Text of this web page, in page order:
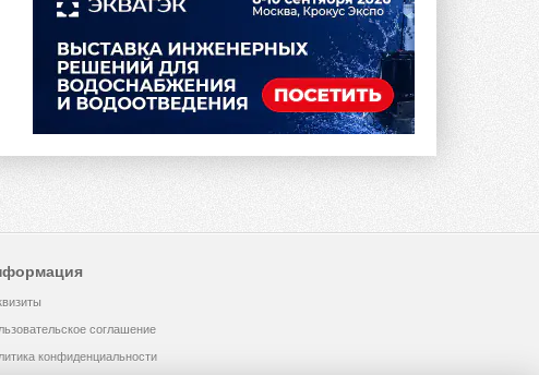
соглашение
конфиденциальности